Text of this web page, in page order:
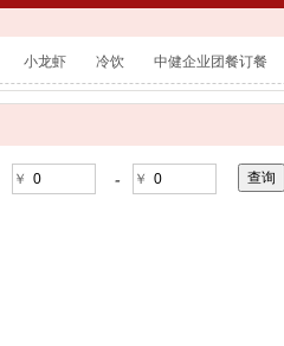
小龙虾 冷饮 中健企业团餐订餐
￥ - ￥